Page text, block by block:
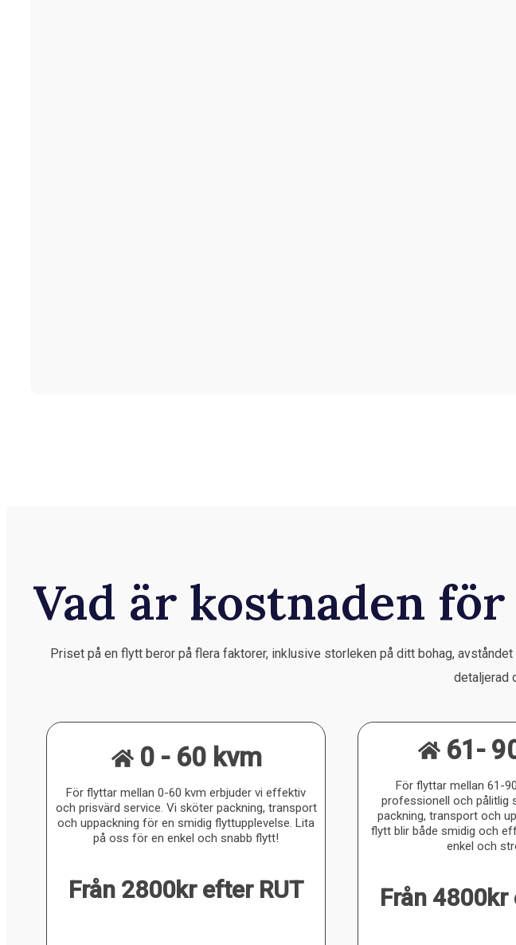
Vad är kostnaden
Priset på en flytt beror på flera faktorer, inklusive storleken på ditt bohag,
detaljerad
0 - 60 kvm
För flyttar mellan 0-60 kvm erbjuder vi effektiv
och prisvärd service. Vi sköter packning, transport
och uppackning för en smidig flyttupplevelse. Lita
på oss för en enkel och snabb flytt!
Från 2800kr efter RUT
61-
För flyttar mellan 61-
professionell och pålitlig
packning, transport och
flytt blir både smidig och
enkel och
Från 4800kr